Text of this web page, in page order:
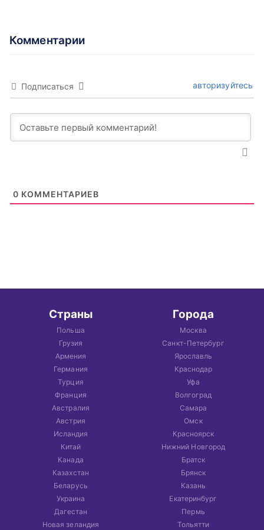
Комментарии
Подписаться авторизуйтесь
0 КОММЕНТАРИЕВ
Страны
Польша
Грузия
Армения
Германия
Турция
Франция
Австралия
Австрия
Исландия
Китай
Канада
Казахстан
Беларусь
Украина
Дагестан
Новая зеландия
Города
Москва
Санкт-Петербург
Ярославль
Краснодар
Уфа
Волгоград
Самара
Омск
Красноярск
Нижний Новгород
Братск
Брянск
Казань
Екатеринбург
Пермь
Тольятти